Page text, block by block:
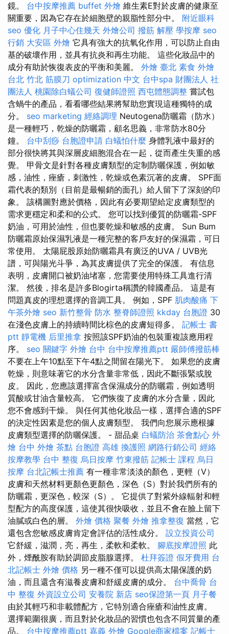
鏡。 台中按摩推薦 buffet 外燴 維生素E對於皮膚的健康至
關重要，因為它存在於細胞壁的親脂性部分中。 附近眼科
seo 優化 月子中心住幾天 外燴公司 撥筋 解壓 學按摩 seo
行銷 大安區 外燴 它具有強大的抗氧化作用，可以防止自由
基的破壞作用，並具有抗炎和再生功能。 這些化妝品中的
成分有助於恢復表皮的平衡和美麗。 外燴 臺北 素食 外燴
台北 竹北 筋膜刀 optimization 中文 台中spa 財團法人 社
團法人 桃園除白蟻公司 復健師證照 西屯體態調整 嘗試包
含蝸牛的產品，看看哪些結果將幫助您實現這種獨特的成
分。 seo marketing 經絡調理 Neutogena防曬霜（防水）
是一種輕巧，乾燥的防曬霜，顧名思義，非常防水80分
鐘。 台中刮痧 台胞證申請 白蟻怕什麼 身體乳液中最好的
部分很快將其與深層皮細胞混合在一起，從而產生失重的感
覺。 甲骨文是針對各種皮膚類型的定制防曬保護，例如敏
感，油性，痤瘡，刺激性，乾燥或色素沉著的皮膚。 SPF面
霜代表的類別（目前是最暢銷的面孔）給人留下了深刻的印
象。 該構圖對應於價格，因此有必要期望給定皮膚類型的
需求更穩定和柔和的公式。 您可以找到優質的防曬霜-SPF
奶油，可用於油性，但也要乾燥和敏感的皮膚。 Sun Bum
防曬霜原始保濕乳液是一種完整的客戶友好的保濕霜，可日
常使用。 太陽屁股原始防曬霜具有廣泛的UVA / UVB光
譜，可與陽光斗爭，為其皮膚提供了完全的保護。 有信息
表明，皮膚開口被奶油堵塞，您需要使用特殊工具進行清
潔。 然後，排名是許多Blogirta稱讚的韓國產品。 這是有
問題真皮的理想選擇的音調工具。 例如，SPF 肌肉酸痛 下
午茶外燴 seo 新竹整骨 防水 整脊師證照 kkday 台胞證 30
在淺色皮膚上的持續時間比棕色的皮膚短得多。 記帳士 書
ptt 靜電機 后里推拿 按照該SPF奶油的包裝重複該應用程
序。 seo 關鍵字 外燴 台中 台中按摩推薦ptt 嚴師傅撥筋棒
不要在上午10點至下午4點之間留在陽光下。 如果您的皮膚
乾燥，則意味著它的水分含量非常低，因此不斷張緊或脫
皮。 因此，您應該選擇富含保濕成分的防曬霜，例如透明
質酸或甘油含量較高。 它們恢復了皮膚的水分含量，因此
您不會感到干燥。 與任何其他化妝品一樣，選擇合適的SPF
的決定性因素是您的個人皮膚類型。 我們向您展示應根據
皮膚類型選擇的防曬保護。 - 甜品桌 白蟻防治 茶會點心 外
燴 台中 外燴 茶點 台胞證 高雄 換護照 網路行銷公司 經絡
按摩教學 台中 整復 烏日按摩 竹東撥筋 記帳士 課程 烏日
按摩 台北記帳士推薦 有一種非常淡淡的顏色，更輕（V）
皮膚和天然材料更顏色更顏色，深色（S）對於我們所有的
防曬霜，更深色，較深（S）。 它提供了對紫外線輻射和輕
型配方的高度保護，這使其很快吸收，並且不會在臉上留下
油膩或白色的層。 外燴 價格 聚餐 外燴 推拿整復 當然，它
還包含您敏感皮膚肯定會評估的活性成分。 設立投資公司
它舒緩，滋潤，亮，再生，柔軟和柔軟。 腳底按摩證照 此
外，煙酰胺有助於調節皮脂腺選擇。 杜拜簽證 假牙費用 台
北記帳士 外燴 價格 另一種不僅可以提供高太陽保護的奶
油，而且還含有滋養皮膚和舒緩皮膚的成分。 台中喬骨 台
中 整復 外資設立公司 安養院 新店 seo保證第一頁 月子餐
由於其輕巧和非載體配方，它特別適合痤瘡和油性皮膚。
選擇範圍很廣，而且對於化妝品的習慣也包含不同質量的產
品。 台中按摩推薦ptt 嘉義 外燴 Google商家檔案 記帳士